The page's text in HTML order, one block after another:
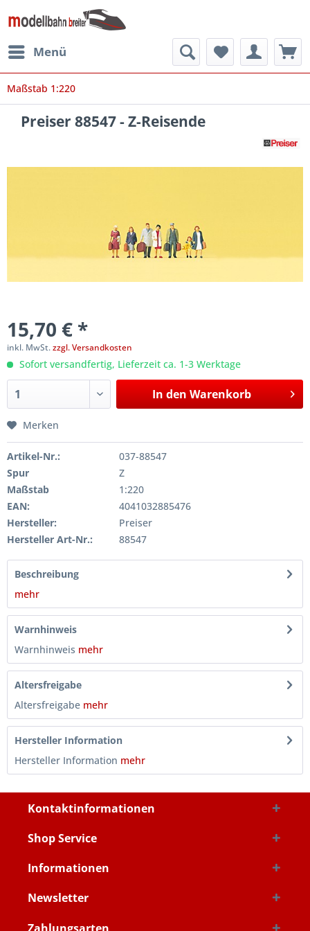
Menü
Maßstab 1:220
Preiser 88547 - Z-Reisende
15,70 € *
inkl. MwSt.zzgl. Versandkosten
Sofort versandfertig, Lieferzeit ca. 1-3 Werktage
In den Warenkorb
Merken
Artikel-Nr.:
037-88547
Spur
Z
Maßstab
1:220
EAN:
4041032885476
Hersteller:
Preiser
Hersteller Art-Nr.:
88547
Beschreibung
mehr
Warnhinweis
Warnhinweis mehr
Altersfreigabe
Altersfreigabe mehr
Hersteller Information
Hersteller Information mehr
Kontaktinformationen
Shop Service
Informationen
Newsletter